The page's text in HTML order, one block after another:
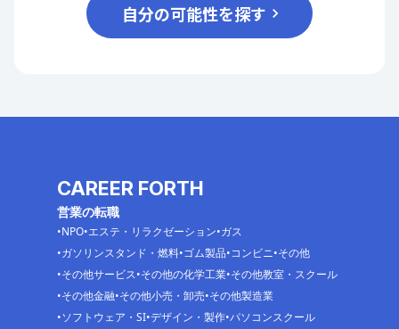
自分の可能性を探す
CAREER FORTH
営業の転職
NPO エステ・リラクゼーション ガス
ガソリンスタンド・燃料 ゴム製品 コンビニ その他
その他サービス その他の化学工業 その他教室・スクール
その他金融 その他小売・卸売 その他製造業
ソフトウェア・SI デザイン・製作 パソコンスクール